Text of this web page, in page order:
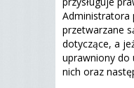
Administratora
przetwarzane
dotyczące, a
uprawniony do
nich oraz